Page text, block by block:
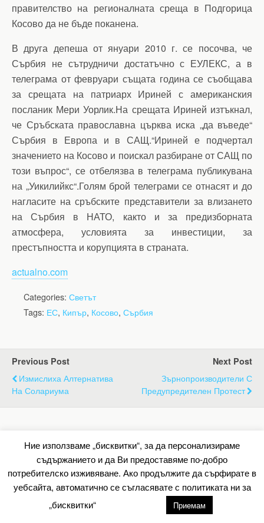
правителство на регионалната среща в Подгорица
Косово да не бъде поканена.
В друга депеша от януари 2010 г. се посочва, че
Сърбия не сътрудничи достатъчно с ЕУЛЕКС, а в
телеграма от февруари същата година се съобщава
за срещата на патриарх Ириней с американския
посланик Мери Уорлик.На срещата Ириней изтъкнал,
че Сръбската православна църква иска „да въведе“
Сърбия в Европа и в САЩ.“Ириней е подчертал
значението на Косово и поискал разбиране от САЩ по
този въпрос“, се отбелязва в телеграма публикувана
на „Уикилийкс“.Голям брой телеграми се отнасят и до
нагласите на сръбските представители за влизането
на Сърбия в НАТО, както и за предизборната
атмосфера, условията за инвестиции, за
престъпността и корупцията в страната.
actualno.com
Categories: Светът
Tags: ЕС, Кипър, Косово, Сърбия
Previous Post
Измислиха Алтернатива
На Солариума
Next Post
Зърнопроизводители С
Предупредителен Протест
Back to top
Mobile Desktop
All content Copyright Барометър.нет
Ние използваме „бисквитки“, за да персонализираме
съдържанието и да Ви предоставяме по-добро
потребителско изживяване. Ако продължите да сърфирате в
уебсайта, автоматично се съгласявате с политиката ни за
„бисквитки“
Приемам